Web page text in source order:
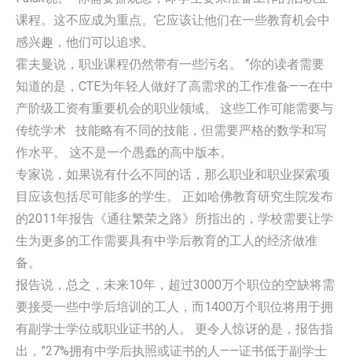
课程。这不应成为重点。它应该让他们在一些教育机会中
感兴趣，他们可以追求。
霍夫曼说，职业课程仍然带有一些污名。 “你的读者需要
知道的是，CTE为年轻人做好了高需求的工作准备——在中
产阶级工资有重要机会的职业领域。 这些工作可能需要与
传统学术 技能略有不同的技能，但需要严格的数学和写
作水平。 这不是一个愚蠢的高中版本。
专家说，如果说有什么不同的话，那么职业和职业探索项
目应该包括尽可能多的学生。 正如哈佛教育研究生院发布
的2011年报告《通往繁荣之路》所指出的，学校需要让学
生为更多的工作需要具有中学后教育的工人的经济做准
备。
报告说，总之，未来10年，超过3000万个职位的空缺将需
要接受一些中学后培训的工人，而1400万个职位将用于拥
有副学士学位或职业证书的人。 更令人惊讶的是，报告指
出，”27%拥有中学后执照或证书的人——证书低于副学士